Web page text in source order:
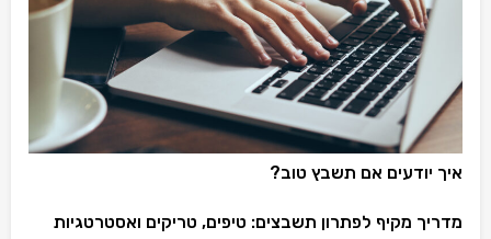
איך יודעים אם תשבץ טוב?
מדריך מקיף לפתרון תשבצים: טיפים, טריקים ואסטרטגיות